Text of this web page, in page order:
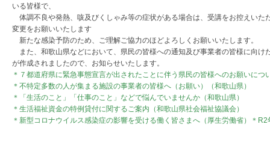
いる皆様で、
体調不良や発熱、咳及びくしゃみ等の症状がある場合は、受講をお控えいた
変更をお願いいたします
新たな感染予防のため、ご理解ご協力のほどよろしくお願いいたします。
また、和歌山県などにおいて、県民の皆様への通知及び事業者の皆様に向け
が作成されましたので、お知らせいたします。
＊７都道府県に緊急事態宣言が出されたことに伴う県民の皆様へのお願いにつ
＊不特定多数の人が集まる施設の事業者の皆様へ（お願い）（和歌山県）
＊「生活のこと」「仕事のこと」などで悩んでいませんか（和歌山県）
＊生活福祉資金の特例貸付に関するご案内（和歌山県社会福祉協議会）
＊新型コロナウイルス感染症の影響を受ける働く皆さまへ（厚生労働省）＊